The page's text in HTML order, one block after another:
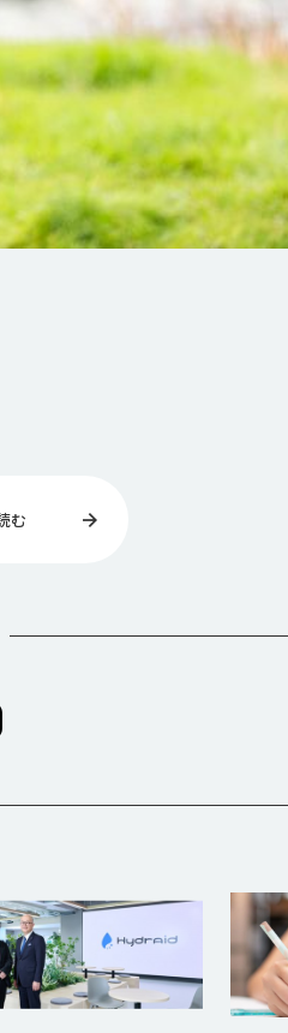
む